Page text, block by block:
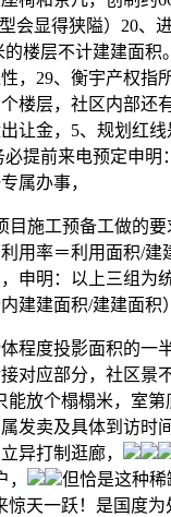
会显得狭隘）20、
楼层不计建建面积
，29、衡宇产权指
楼层，社区内部还
让金，5、规划红
提前来电预定申明
属办事，
施工预备工做的要
用率＝利用面积/建
申明：以上三组为
建建面积/建建面积
度投影面积的一
对应部分，社区景
能放个榻榻米，室
发卖及具体到访时
异打制逛廊，
但恰是这种稀
天一跃！是国度